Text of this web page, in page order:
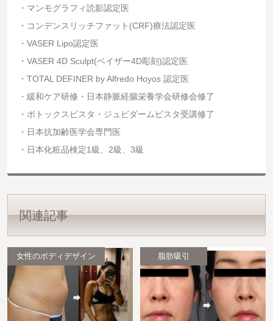
マンモグラフィ読影認定医
コンデンスリッチファット(CRF)療法認定医
VASER Lipo認定医
VASER 4D Sculpt(ベイザー4D彫刻)認定医
TOTAL DEFINER by Alfredo Hoyos 認定医
緩和ケア研修・日本静脈経腸栄養学会研修会修了
ボトックスビスタ・ジュビダームビスタ受講修了
日本抗加齢医学会専門医
日本化粧品検定1級、2級、3級
関連記事
女性のボディデザイン 脂肪吸引